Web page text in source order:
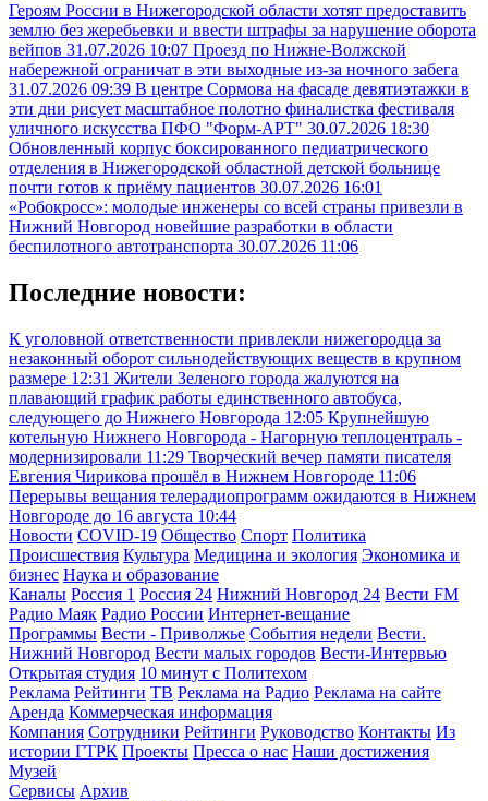
Героям России в Нижегородской области хотят предоставить
землю без жеребьевки и ввести штрафы за нарушение оборота
вейпов 31.07.2026 10:07 Проезд по Нижне-Волжской
набережной ограничат в эти выходные из-за ночного забега
31.07.2026 09:39 В центре Сормова на фасаде девятиэтажки в
эти дни рисует масштабное полотно финалистка фестиваля
уличного искусства ПФО "Форм-АРТ" 30.07.2026 18:30
Обновленный корпус боксированного педиатрического
отделения в Нижегородской областной детской больнице
почти готов к приёму пациентов 30.07.2026 16:01
«Робокросс»: молодые инженеры со всей страны привезли в
Нижний Новгород новейшие разработки в области
беспилотного автотранспорта 30.07.2026 11:06
Последние новости:
К уголовной ответственности привлекли нижегородца за
незаконный оборот сильнодействующих веществ в крупном
размере 12:31 Жители Зеленого города жалуются на
плавающий график работы единственного автобуса,
следующего до Нижнего Новгорода 12:05 Крупнейшую
котельную Нижнего Новгорода - Нагорную теплоцентраль -
модернизировали 11:29 Творческий вечер памяти писателя
Евгения Чирикова прошёл в Нижнем Новгороде 11:06
Перерывы вещания телерадиопрограмм ожидаются в Нижнем
Новгороде до 16 августа 10:44
Новости COVID-19 Общество Спорт Политика
Происшествия Культура Медицина и экология Экономика и
бизнес Наука и образование
Каналы Россия 1 Россия 24 Нижний Новгород 24 Вести FM
Радио Маяк Радио России Интернет-вещание
Программы Вести - Приволжье События недели Вести.
Нижний Новгород Вести малых городов Вести-Интервью
Открытая студия 10 минут с Политехом
Реклама Рейтинги ТВ Реклама на Радио Реклама на сайте
Аренда Коммерческая информация
Компания Сотрудники Рейтинги Руководство Контакты Из
истории ГТРК Проекты Пресса о нас Наши достижения
Музей
Сервисы Архив